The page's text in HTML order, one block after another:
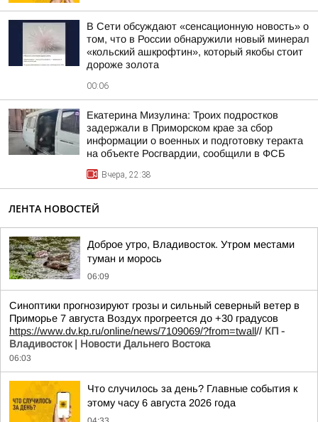
В Сети обсуждают «сенсационную новость» о
том, что в России обнаружили новый минерал
«кольский ашкрофтин», который якобы стоит
дороже золота
00:06
Екатерина Мизулина: Троих подростков
задержали в Приморском крае за сбор
информации о военных и подготовку теракта
на объекте Росгвардии, сообщили в ФСБ
Вчера, 22:38
ЛЕНТА НОВОСТЕЙ
Доброе утро, Владивосток. Утром местами
туман и морось
06:09
Синоптики прогнозируют грозы и сильный северный ветер в
Приморье 7 августа Воздух прогреется до +30 градусов
https://www.dv.kp.ru/online/news/7109069/?from=twall// КП -
Владивосток | Новости Дальнего Востока
06:03
Что случилось за день? Главные события к
этому часу 6 августа 2026 года